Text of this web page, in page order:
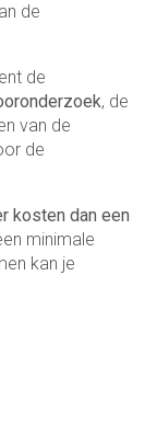
de
de
, de
van de
de
kosten dan een
minimale
kan je